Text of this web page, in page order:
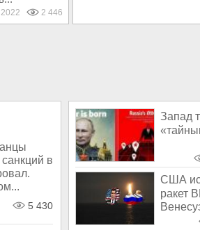
2 446
в
5 430
Запад
США
ракет